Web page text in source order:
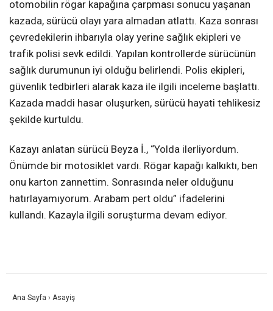
otomobilin rögar kapağına çarpması sonucu yaşanan
kazada, sürücü olayı yara almadan atlattı. Kaza sonrası
çevredekilerin ihbarıyla olay yerine sağlık ekipleri ve
trafik polisi sevk edildi. Yapılan kontrollerde sürücünün
sağlık durumunun iyi olduğu belirlendi. Polis ekipleri,
güvenlik tedbirleri alarak kaza ile ilgili inceleme başlattı.
Kazada maddi hasar oluşurken, sürücü hayati tehlikesiz
şekilde kurtuldu.
Kazayı anlatan sürücü Beyza İ., “Yolda ilerliyordum.
Önümde bir motosiklet vardı. Rögar kapağı kalkıktı, ben
onu karton zannettim. Sonrasında neler olduğunu
hatırlayamıyorum. Arabam pert oldu” ifadelerini
kullandı. Kazayla ilgili soruşturma devam ediyor.
Ana Sayfa › Asayiş